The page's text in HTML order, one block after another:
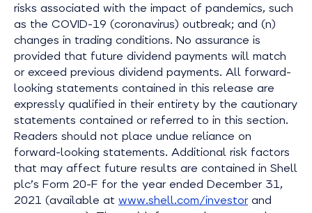
risks associated with the impact of pandemics, such
as the COVID-19 (coronavirus) outbreak; and (n)
changes in trading conditions. No assurance is
provided that future dividend payments will match
or exceed previous dividend payments. All forward-
looking statements contained in this release are
expressly qualified in their entirety by the cautionary
statements contained or referred to in this section.
Readers should not place undue reliance on
forward-looking statements. Additional risk factors
that may affect future results are contained in Shell
plc’s Form 20-F for the year ended December 31,
2021 (available at www.shell.com/investor and